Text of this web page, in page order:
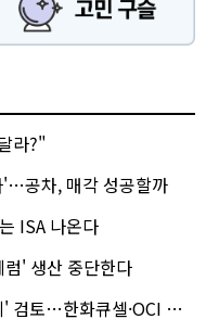
라?"
공차, 매각 성공할까
ISA 나온다
럼' 생산 중단한다
…한화큐셀·OCI 영향은?